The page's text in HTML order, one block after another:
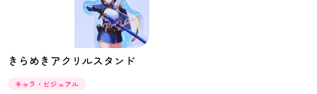
きらめきアクリルスタンド
キャラ・ビジュアル